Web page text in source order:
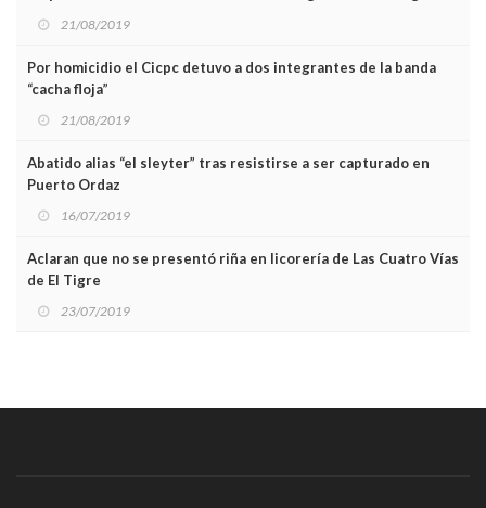
21/08/2019
Por homicidio el Cicpc detuvo a dos integrantes de la banda
“cacha floja”
21/08/2019
Abatido alias “el sleyter” tras resistirse a ser capturado en
Puerto Ordaz
16/07/2019
Aclaran que no se presentó riña en licorería de Las Cuatro Vías
de El Tigre
23/07/2019